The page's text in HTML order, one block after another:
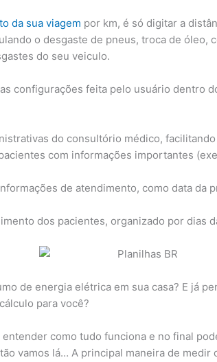
da sua viagem por km, é só digitar a
o desgaste de pneus, troca de óleo,
do seu veiculo.
configurações feita pelo usuário dentro
do consultório médico,
com informações importantes
de atendimento, como data da
dos pacientes, organizado por dias
de energia elétrica em sua casa? E já
para você?
como tudo funciona e no final
vamos lá… A principal maneira de medir